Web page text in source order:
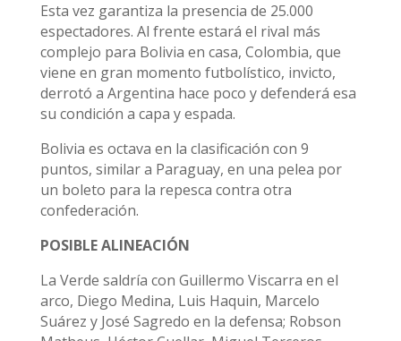
Esta vez garantiza la presencia de 25.000
espectadores. Al frente estará el rival más
complejo para Bolivia en casa, Colombia, que
viene en gran momento futbolístico, invicto,
derrotó a Argentina hace poco y defenderá esa
su condición a capa y espada.
Bolivia es octava en la clasificación con 9
puntos, similar a Paraguay, en una pelea por
un boleto para la repesca contra otra
confederación.
POSIBLE ALINEACIÓN
La Verde saldría con Guillermo Viscarra en el
arco, Diego Medina, Luis Haquin, Marcelo
Suárez y José Sagredo en la defensa; Robson